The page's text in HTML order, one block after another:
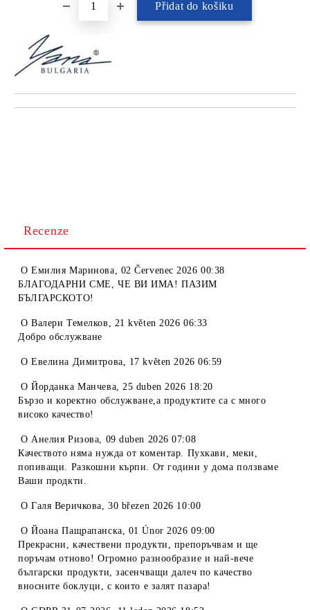
Recenze
OЕмилия Маринова, 02 Červenec 2026 00:38
БЛАГОДАРНИ СМЕ, ЧЕ ВИ ИМА! ПАЗИМ
БЪЛГАРСКОТО!
OВалери Темелков , 21 květen 2026 06:33
Добро обслужване
OЕвелина Димитрова, 17 květen 2026 06:59
OЙорданка Манчева,25 duben 2026 18:20
Бързо и коректно обслужване,а продуктите са с много
високо качество!
OАнелия Ризова, 09 duben 2026 07:08
Качеството няма нужда от коментар. Пухкави, меки,
попиващи. Разкошни кърпи. От години у дома ползваме
Ваши продкти.
OГаля Веричкова,30 březen 2026 10:00
OЙоана Пащрапанска, 01 Únor 2026 09:00
Прекрасни, качествени продукти, препоръчвам и ще
поръчам отново! Огромно разнообразие и най-вече
български продукти, засенчващи далеч по качество
вносните боклуци, с които е залят пазара!